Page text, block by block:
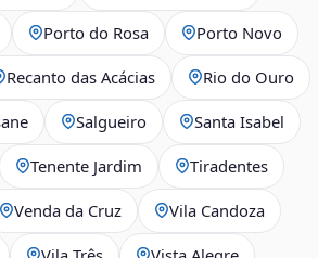
Porto do Rosa Porto Novo
Recanto das Acácias Rio do Ouro
Salgueiro Santa Isabel
Tenente Jardim Tiradentes
Venda da Cruz Vila Candoza